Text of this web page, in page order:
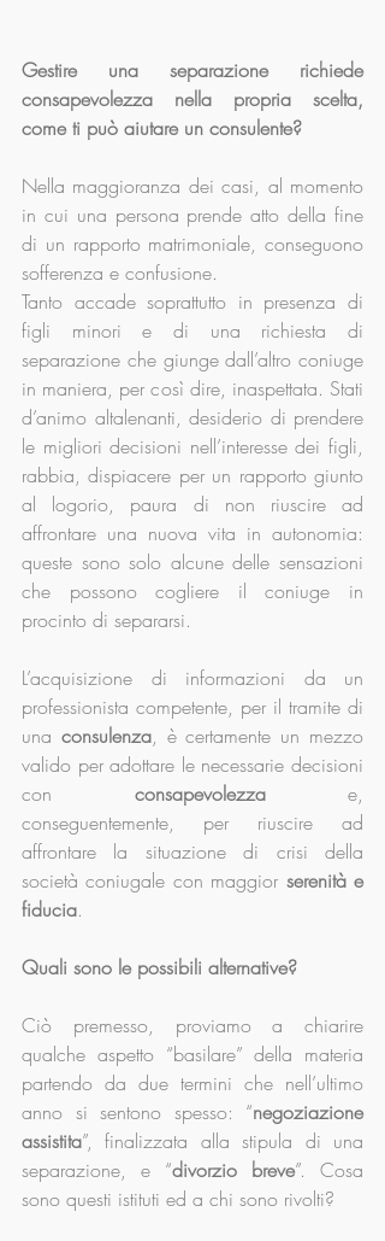
Gestire una separazione richiede
consapevolezza nella propria scelta,
come ti può aiutare un consulente?
Nella maggioranza dei casi, al momento
in cui una persona prende atto della fine
di un rapporto matrimoniale, conseguono
sofferenza e confusione.
Tanto accade soprattutto in presenza di
figli minori e di una richiesta di
separazione che giunge dall’altro coniuge
in maniera, per così dire, inaspettata. Stati
d’animo altalenanti, desiderio di prendere
le migliori decisioni nell’interesse dei figli,
rabbia, dispiacere per un rapporto giunto
al logorio, paura di non riuscire ad
affrontare una nuova vita in autonomia:
queste sono solo alcune delle sensazioni
che possono cogliere il coniuge in
procinto di separarsi.
L’acquisizione di informazioni da un
professionista competente, per il tramite di
una consulenza, è certamente un mezzo
valido per adottare le necessarie decisioni
con consapevolezza e,
conseguentemente, per riuscire ad
affrontare la situazione di crisi della
società coniugale con maggior serenità e
fiducia.
Quali sono le possibili alternative?
Ciò premesso, proviamo a chiarire
qualche aspetto “basilare” della materia
partendo da due termini che nell’ultimo
anno si sentono spesso: “negoziazione
assistita”, finalizzata alla stipula di una
separazione, e “divorzio breve”. Cosa
sono questi istituti ed a chi sono rivolti?